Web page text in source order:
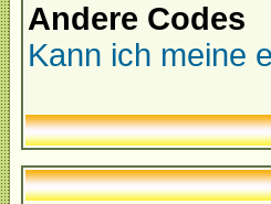
Andere Codes
Kann ich meine